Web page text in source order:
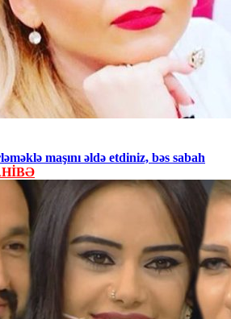
maşını əldə etdiniz, bəs sabah